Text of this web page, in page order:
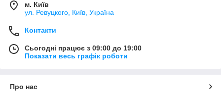
м. Київ
ул. Ревуцкого, Київ, Україна
Контакти
Сьогодні працює з 09:00 до 19:00
Показати весь графік роботи
Про нас